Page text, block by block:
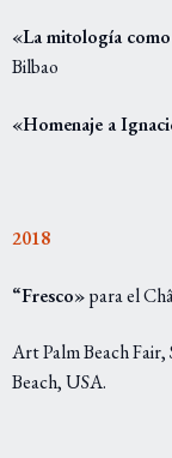
«La mitología
Bilbao
«Homenaje a
2018
“Fresco»para el
Art Palm Beach
Beach, USA.